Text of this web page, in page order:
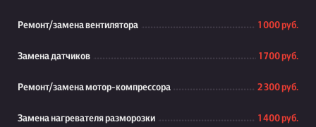
Ремонт/замена вентилятора 1 000 руб.
Замена датчиков 1 700 руб.
Ремонт/замена мотор-компрессора 2 300 руб.
Замена нагревателя разморозки 1 400 руб.